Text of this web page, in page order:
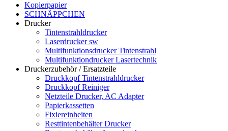
Kopierpapier
SCHNÄPPCHEN
Drucker
Tintenstrahldrucker
Laserdrucker sw
Multifunktionsdrucker Tintenstrahl
Multifunktiondrucker Lasertechnik
Druckerzubehör / Ersatzteile
Druckkopf Tintenstrahldrucker
Druckkopf Reiniger
Netzteile Drucker, AC Adapter
Papierkassetten
Fixiereinheiten
Resttintenbehälter Drucker